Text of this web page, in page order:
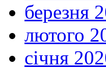
березня
лютого
січня